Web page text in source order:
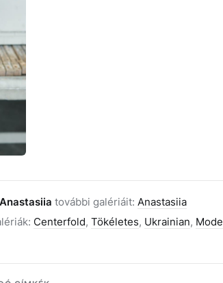
Anastasiia további galériáit: Anastasiia
Centerfold, Tökéletes, Ukrainian, Modell